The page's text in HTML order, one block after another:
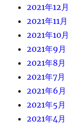
2021年12月
2021年11月
2021年10月
2021年9月
2021年8月
2021年7月
2021年6月
2021年5月
2021年4月